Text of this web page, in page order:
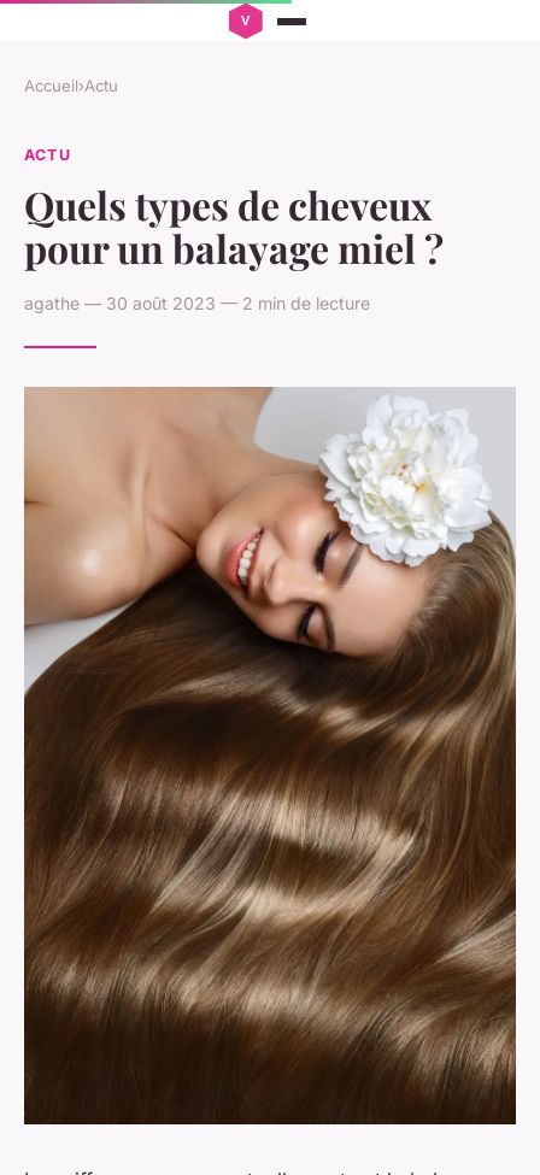
Accueil›Actu
ACTU
Quels types de cheveux
pour un balayage miel ?
agathe — 30 août 2023 — 2 min de lecture